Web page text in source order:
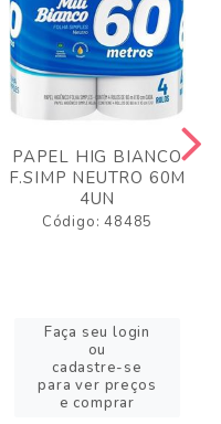
PAPEL HIG BIANCO
F.SIMP NEUTRO 60M
4UN
Código: 48485
Faça seu login
ou
cadastre-se
para ver preços
e comprar